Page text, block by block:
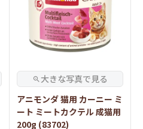
アニモンダ 猫用 カーニー ミ
ート ミートカクテル 成猫用
200g (83702)